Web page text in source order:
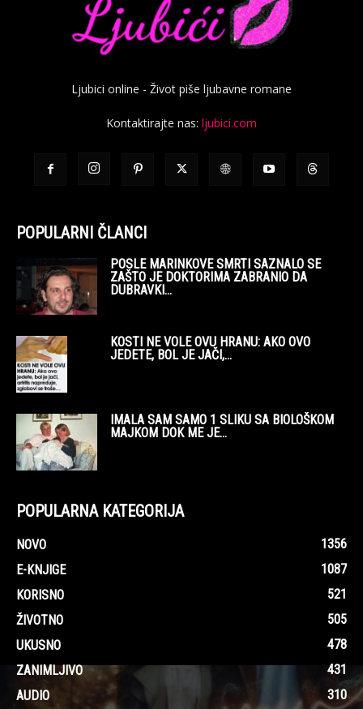
Ljubici online - Život piše ljubavne romane
Kontaktirajte nas: ljubici.com
POPULARNI ČLANCI
POSLE MARINKOVE SMRTI SAZNALO SE
ZAŠTO JE DOKTORIMA ZABRANIO DA
DUBRAVKI...
KOSTI NE VOLE OVU HRANU: AKO OVO
JEDETE, BOL JE JAČI,...
IMALA SAM SAMO 1 SLIKU SA BIOLOŠKOM
MAJKOM DOK ME JE...
POPULARNA KATEGORIJA
NOVO
1356
E-KNJIGE
1087
KORISNO
521
ŽIVOTNO
505
UKUSNO
478
ZANIMLJIVO
431
AUDIO
310